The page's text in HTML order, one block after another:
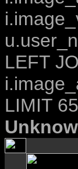
LEFT
LIMIT